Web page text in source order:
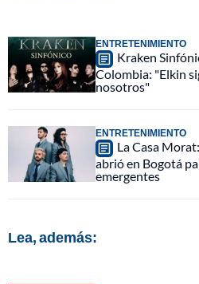
ENTRETENIMIENTO
Kraken
Colombia: "Elkin
nosotros"
ENTRETENIMIENTO
La Casa
abrió en Bogotá
emergentes
Lea, además: